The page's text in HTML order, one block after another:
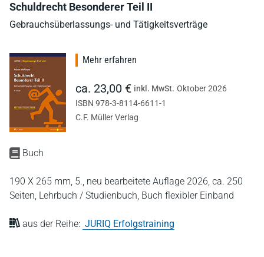
Schuldrecht Besonderer Teil II
Gebrauchsüberlassungs- und Tätigkeitsverträge
Buch
190 X 265 mm, 5., neu bearbeitete Auflage 2026, ca. 250
Seiten, Lehrbuch / Studienbuch, Buch flexibler Einband
aus der Reihe: JURIQ Erfolgstraining
Mehr erfahren
ca. 23,00 € inkl. MwSt. Oktober 2026
ISBN 978-3-8114-6611-1
C.F. Müller Verlag